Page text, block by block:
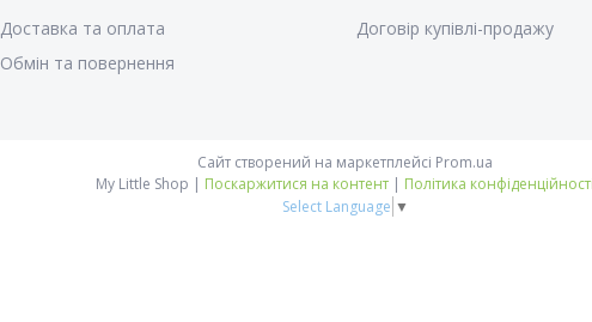
Доставка та оплата
Обмін та повернення
Договір купівлі-продажу
Сайт створений на маркетплейсі Prom.ua
My Little Shop | Поскаржитися на контент | Політика конфіденційності
Select Language ▼